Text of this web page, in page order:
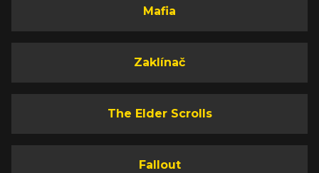
Mafia
Zaklínač
The Elder Scrolls
Fallout